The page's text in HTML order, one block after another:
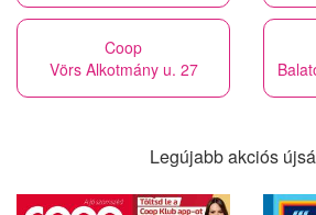
Coop
Vörs Alkotmány u. 27
Legújabb akciós